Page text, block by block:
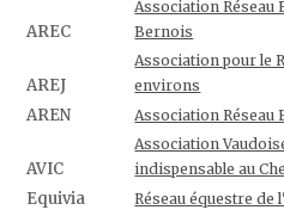
AREC
Association Réseau
Bernois
AREJ
Association pour le
environs
AREN Association Réseau
AVIC
Association
indispensable au
Equivia Réseau équestre